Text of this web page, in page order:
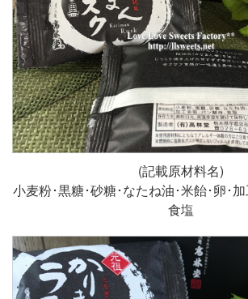
(記載原材料名)
小麦粉･黒糖･砂糖･なたね油･米飴･卵･
食塩